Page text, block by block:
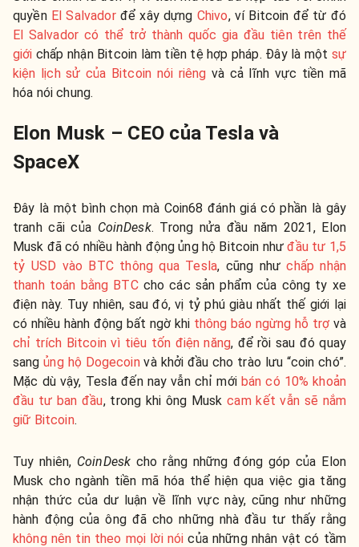
quyền El Salvadorđể xây dựng Chivo, ví Bitcoin để từ đó
El Salvador có thể trở thành quốc gia đầu tiên trên thế
giới chấp nhận Bitcoin làm tiền tệ hợp pháp. Đây là một sự
kiện lịch sử của Bitcoin nói riêng và cả lĩnh vực tiền mã
hóa nói chung.
Elon Musk – CEO của Tesla và
SpaceX
Đây là một bình chọn mà Coin68 đánh giá có phần là gây
tranh cãi của CoinDesk. Trong nửa đầu năm 2021, Elon
Musk đã có nhiều hành động ủng hộ Bitcoin nhưđầu tư 1,5
tỷ USD vào BTC thông qua Tesla, cũng nhưchấp nhận
thanh toán bằng BTCcho các sản phẩm của công ty xe
điện này. Tuy nhiên, sau đó, vị tỷ phú giàu nhất thế giới lại
có nhiều hành động bất ngờ khi thông báo ngừng hỗ trợ và
chỉ trích Bitcoin vì tiêu tốn điện năng, để rồi sau đó quay
sangủng hộ Dogecoinvà khởi đầu cho trào lưu “coin chó”.
Mặc dù vậy, Tesla đến nay vẫn chỉ mới bán có 10% khoản
đầu tư ban đầu, trong khi ông Muskcam kết vẫn sẽ nắm
giữ Bitcoin.
Tuy nhiên, CoinDesk cho rằng những đóng góp của Elon
Musk cho ngành tiền mã hóa thể hiện qua việc gia tăng
nhận thức của dư luận về lĩnh vực này, cũng như những
hành động của ông đã cho những nhà đầu tư thấy rằng
không nên tin theo mọi lời nói của những nhân vật có tầm